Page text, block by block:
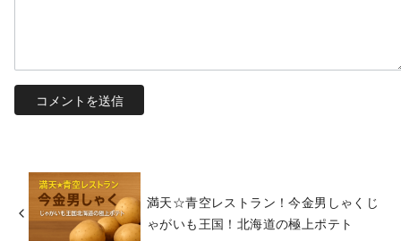
満天☆青空レストラン！今金男しゃくじ
ゃがいも王国！北海道の極上ポテト